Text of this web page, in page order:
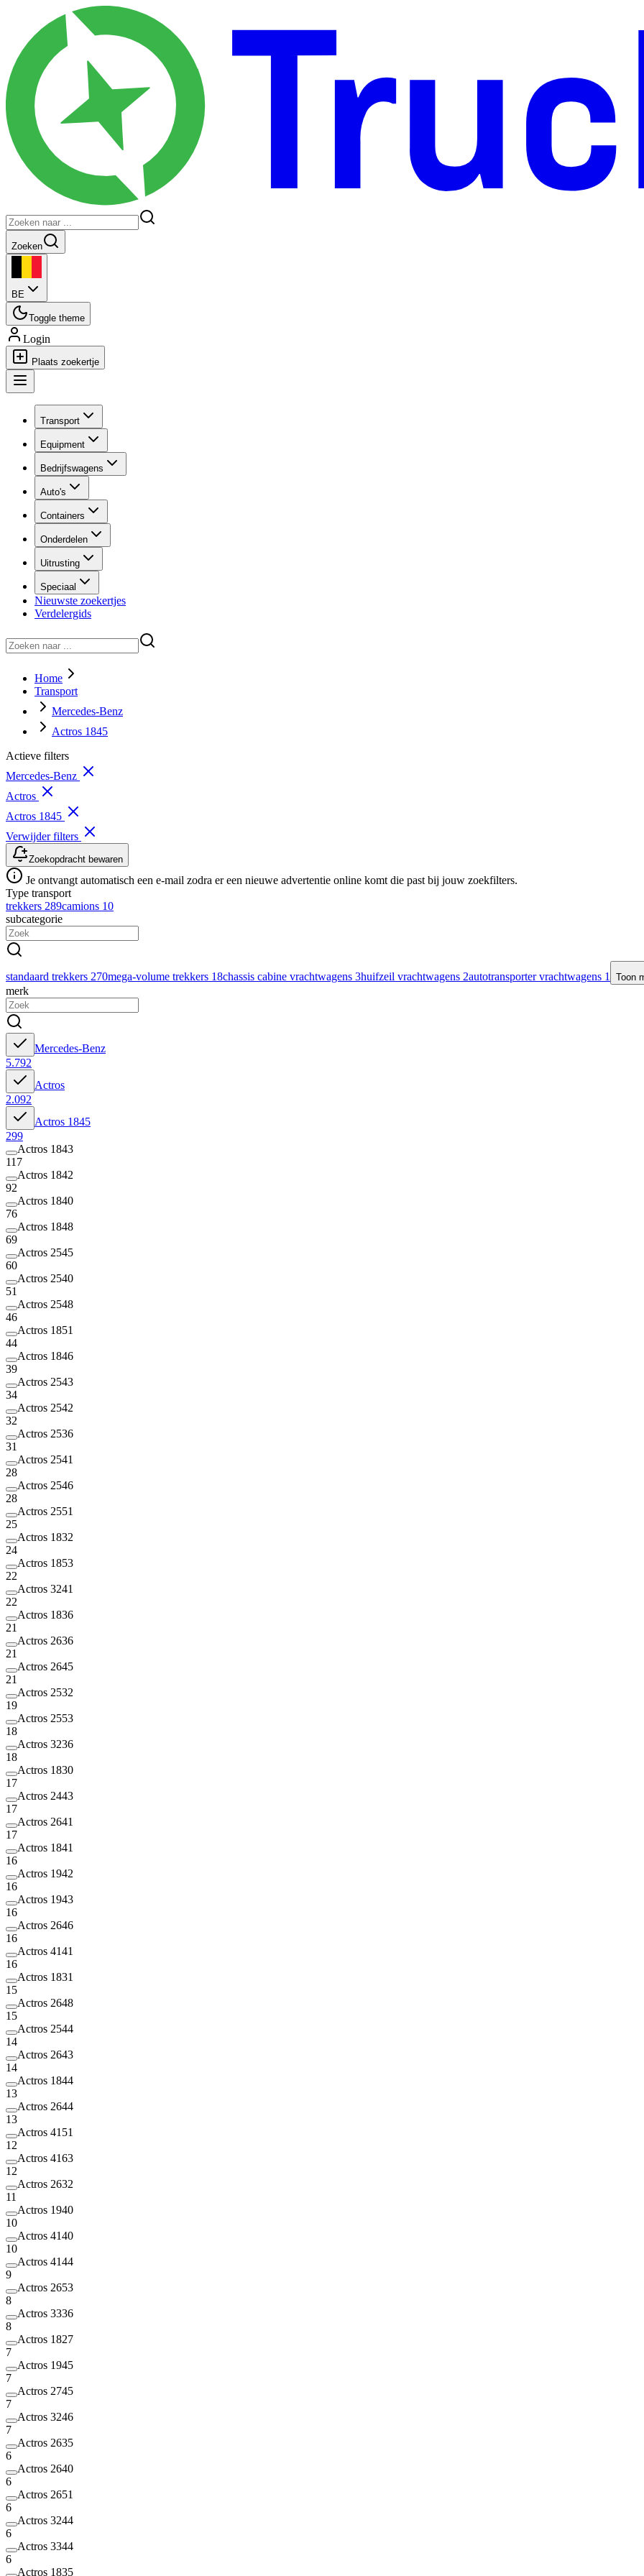
Zoeken
BE
Toggle theme
Login
Plaats zoekertje
Transport
Equipment
Bedrijfswagens
Auto's
Containers
Onderdelen
Uitrusting
Speciaal
Nieuwste zoekertjes
Verdelergids
Home
Transport
Mercedes-Benz
Actros 1845
Actieve filters
Mercedes-Benz
Actros
Actros 1845
Verwijder filters
Zoekopdracht bewaren
Je ontvangt automatisch een e-mail zodra er een nieuwe advertentie online komt die past bij jouw zoekfilters.
Type transport
trekkers 289camions 10
subcategorie
standaard trekkers 270mega-volume trekkers 18chassis cabine vrachtwagens 3huifzeil vrachtwagens 2autotransporter vrachtwagens 1 Toon
merk
Mercedes-Benz
5.792
Actros
2.092
Actros 1845
299
Actros 1843
117
Actros 1842
92
Actros 1840
76
Actros 1848
69
Actros 2545
60
Actros 2540
51
Actros 2548
46
Actros 1851
44
Actros 1846
39
Actros 2543
34
Actros 2542
32
Actros 2536
31
Actros 2541
28
Actros 2546
28
Actros 2551
25
Actros 1832
24
Actros 1853
22
Actros 3241
22
Actros 1836
21
Actros 2636
21
Actros 2645
21
Actros 2532
19
Actros 2553
18
Actros 3236
18
Actros 1830
17
Actros 2443
17
Actros 2641
17
Actros 1841
16
Actros 1942
16
Actros 1943
16
Actros 2646
16
Actros 4141
16
Actros 1831
15
Actros 2648
15
Actros 2544
14
Actros 2643
14
Actros 1844
13
Actros 2644
13
Actros 4151
12
Actros 4163
12
Actros 2632
11
Actros 1940
10
Actros 4140
10
Actros 4144
9
Actros 2653
8
Actros 3336
8
Actros 1827
7
Actros 1945
7
Actros 2745
7
Actros 3246
7
Actros 2635
6
Actros 2640
6
Actros 2651
6
Actros 3244
6
Actros 3344
6
Actros 1835